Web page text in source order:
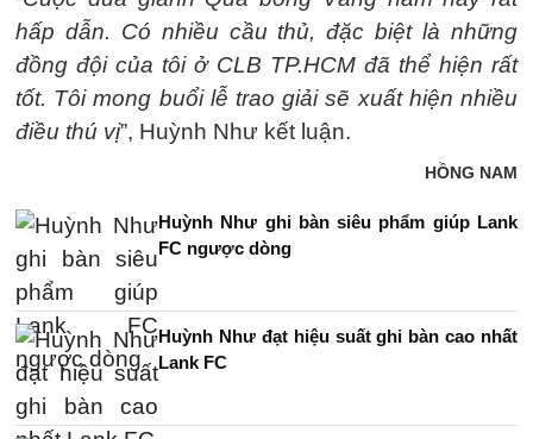
hấp dẫn. Có nhiều cầu thủ, đặc biệt là những
đồng đội của tôi ở CLB TP.HCM đã thể hiện rất
tốt. Tôi mong buổi lễ trao giải sẽ xuất hiện nhiều
điều thú vị”, Huỳnh Như kết luận.
HỒNG NAM
Huỳnh Như ghi bàn siêu phẩm giúp Lank
FC ngược dòng
Huỳnh Như đạt hiệu suất ghi bàn cao nhất
Lank FC